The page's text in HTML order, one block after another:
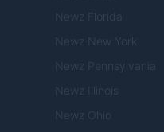
Newz Florida
Newz New York
Newz Pennsylvania
Newz Illinois
Newz Ohio